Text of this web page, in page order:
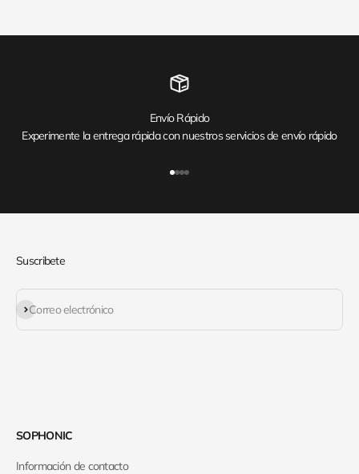
Envío Rápido
Experimente la entrega rápida con nuestros servicios de envío rápido
Suscribete
Correo electrónico
Suscribirse
SOPHONIC
Información de contacto